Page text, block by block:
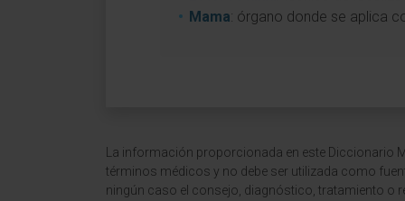
Mama: órgano donde se aplica
La información proporcionada en este Diccionario
términos médicos y no debe ser utilizada como
ningún caso el consejo, diagnóstico, tratamiento o